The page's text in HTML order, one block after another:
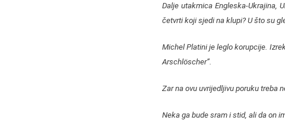
Dalje utakmica Engleska-
četvrti koji sjedi na klupi? U što su
Michel Platini je leglo korupcije.
Arschlöscher”.
Zar na ovu uvrijedljivu poruku treba
Neka ga bude sram i stid, ali da on